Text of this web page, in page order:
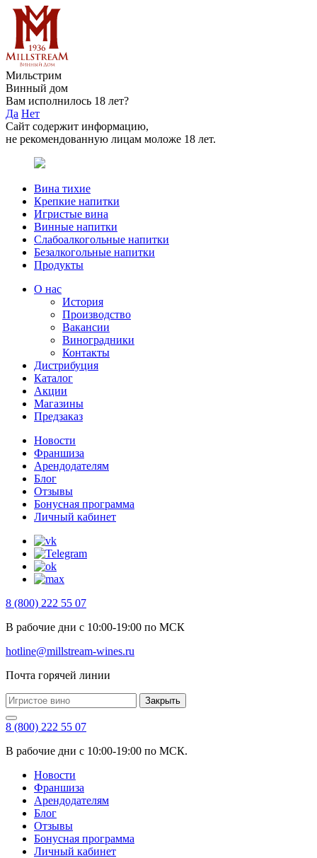
Мильстрим
Винный дом
Вам исполнилось 18 лет?
Да Нет
Сайт содержит информацию,
не рекомендованную лицам моложе 18 лет.
Вина тихие
Крепкие напитки
Игристые вина
Винные напитки
Слабоалкогольные напитки
Безалкогольные напитки
Продукты
О нас
История
Производство
Вакансии
Виноградники
Контакты
Дистрибуция
Каталог
Акции
Магазины
Предзаказ
Новости
Франшиза
Арендодателям
Блог
Отзывы
Бонусная программа
Личный кабинет
8 (800) 222 55 07
В рабочие дни с 10:00-19:00 по МСК
hotline@millstream-wines.ru
Почта горячей линии
Закрыть
8 (800) 222 55 07
В рабочие дни с 10:00-19:00 по МСК.
Новости
Франшиза
Арендодателям
Блог
Отзывы
Бонусная программа
Личный кабинет